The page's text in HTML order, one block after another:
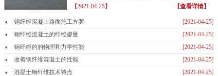
【2021-04-25】
【查看详情】
[2021-04-25]
钢纤维混凝土路面施工方案
[2021-04-25]
钢纤维混凝土的纤维掺量
[2021-04-25]
钢纤维的的物理和力学性能
[2021-04-25]
改善钢纤维混凝土的性能
[2021-04-25]
混凝土钢纤维技术特点